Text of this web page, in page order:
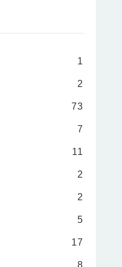
1
2
73
7
11
2
2
5
17
8